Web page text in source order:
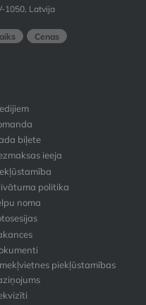
1050, Latvija
Cenas
biļete
ieeja
politika
noma
piekļūstamības